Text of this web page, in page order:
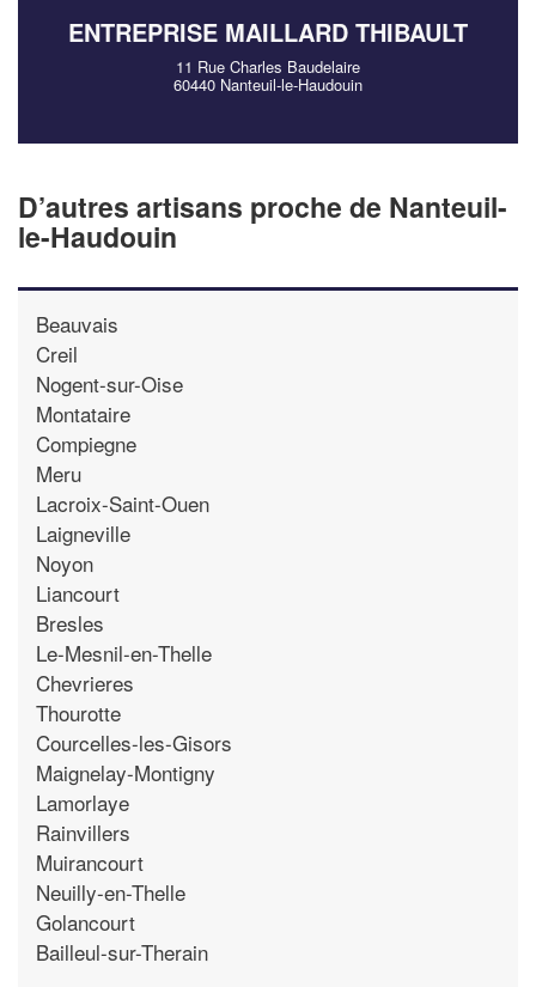
ENTREPRISE MAILLARD THIBAULT
11 Rue Charles Baudelaire
60440 Nanteuil-le-Haudouin
D’autres artisans proche de Nanteuil-
le-Haudouin
Beauvais
Creil
Nogent-sur-Oise
Montataire
Compiegne
Meru
Lacroix-Saint-Ouen
Laigneville
Noyon
Liancourt
Bresles
Le-Mesnil-en-Thelle
Chevrieres
Thourotte
Courcelles-les-Gisors
Maignelay-Montigny
Lamorlaye
Rainvillers
Muirancourt
Neuilly-en-Thelle
Golancourt
Bailleul-sur-Therain